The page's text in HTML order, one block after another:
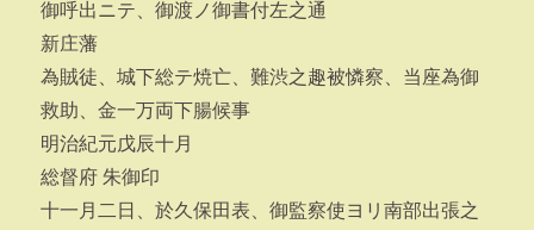
御呼出ニテ、御渡ノ御書付左之通
新庄藩
為賊徒、城下総テ焼亡、難渋之趣被憐察、当座為御
救助、金一万両下腸候事
明治紀元戊辰十月
総督府 朱御印
十一月二日、於久保田表、御監察使ヨリ南部出張之